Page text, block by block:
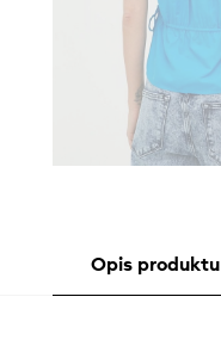
Opis produktu